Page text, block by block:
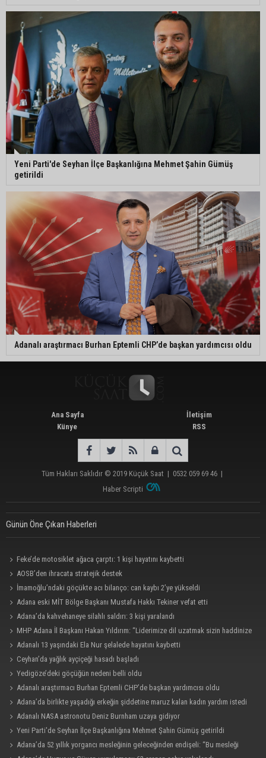
Yeni Parti'de Seyhan İlçe Başkanlığına Mehmet Şahin Gümüş
getirildi
Adanalı araştırmacı Burhan Eptemli CHP’de başkan yardımcısı oldu
Ana Sayfa
Künye
İletişim
RSS
Tüm Hakları Saklıdır © 2019 Küçük Saat | 0532 059 69 46 |
Haber Scripti
Günün Öne Çıkan Haberleri
Feke’de motosiklet ağaca çarptı: 1 kişi hayatını kaybetti
AOSB’den ihracata stratejik destek
İmamoğlu’ndaki göçükte acı bilanço: can kaybı 2’ye yükseldi
Adana eski MİT Bölge Başkanı Mustafa Hakkı Tekiner vefat etti
Adana’da kahvehaneye silahlı saldırı: 3 kişi yaralandı
MHP Adana İl Başkanı Hakan Yıldırım: “Liderimize dil uzatmak sizin haddinize
değildir”
Adanalı 13 yaşındaki Ela Nur şelalede hayatını kaybetti
Ceyhan’da yağlık ayçiçeği hasadı başladı
Yedigöze’deki göçüğün nedeni belli oldu
Adanalı araştırmacı Burhan Eptemli CHP’de başkan yardımcısı oldu
Adana’da birlikte yaşadığı erkeğin şiddetine maruz kalan kadın yardım istedi
Adanalı NASA astronotu Deniz Burnham uzaya gidiyor
Yeni Parti'de Seyhan İlçe Başkanlığına Mehmet Şahin Gümüş getirildi
Adana’da 52 yıllık yorgancı mesleğinin geleceğinden endişeli: “Bu mesleği